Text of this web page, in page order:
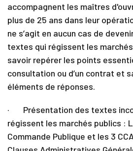
accompagnent les maîtres
plus de 25 ans dans leur
ne s’agit en aucun cas de
textes qui régissent les
savoir repérer les points
consultation ou d’un contrat et
éléments de réponses.
· Présentation des textes
régissent les marchés publics :
Commande Publique et les 3